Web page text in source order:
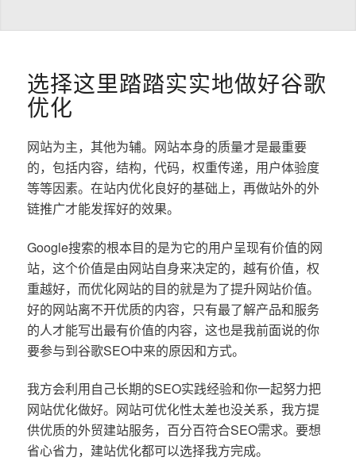
选择这里踏踏实实地做好谷歌
优化
网站为主，其他为辅。网站本身的质量才是最重要
的，包括内容，结构，代码，权重传递，用户体验度
等等因素。在站内优化良好的基础上，再做站外的外
链推广才能发挥好的效果。
Google搜索的根本目的是为它的用户呈现有价值的网
站，这个价值是由网站自身来决定的，越有价值，权
重越好，而优化网站的目的就是为了提升网站价值。
好的网站离不开优质的内容，只有最了解产品和服务
的人才能写出最有价值的内容，这也是我前面说的你
要参与到谷歌SEO中来的原因和方式。
我方会利用自己长期的SEO实践经验和你一起努力把
网站优化做好。网站可优化性太差也没关系，我方提
供优质的外贸建站服务，百分百符合SEO需求。要想
省心省力，建站优化都可以选择我方完成。